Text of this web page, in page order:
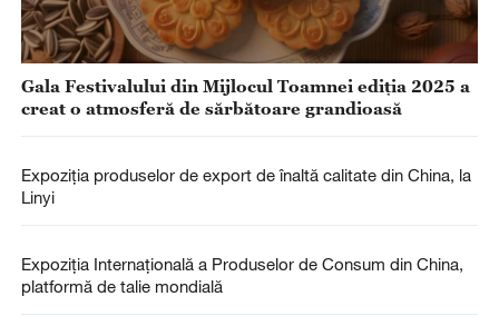
Gala Festivalului din Mijlocul Toamnei ediția 2025 a
creat o atmosferă de sărbătoare grandioasă
Expoziția produselor de export de înaltă calitate din China, la
Linyi
Expoziția Internațională a Produselor de Consum din China,
platformă de talie mondială